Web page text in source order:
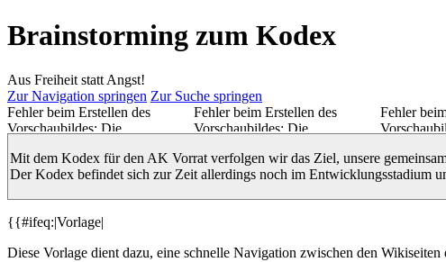
Brainstorming zum Kodex
Aus Freiheit statt Angst!
Zur Navigation springen Zur Suche springen
Fehler beim Erstellen des
Vorschaubildes: Die
vorgesehenen Ort gespeichert
werden
Fehler beim Erstellen des
Vorschaubildes: Die
vorgesehenen Ort gespeichert
werden
Fehler
werden
Mit dem Kodex für den AK Vorrat verfolgen wir das Ziel, unsere
Der Kodex befindet sich zur Zeit allerdings noch im Entwicklungsstadium
{{#ifeq:|Vorlage|
Diese Vorlage dient dazu, eine schnelle Navigation zwischen den Wikiseiten